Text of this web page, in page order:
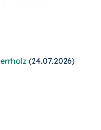
(24.07.2026)